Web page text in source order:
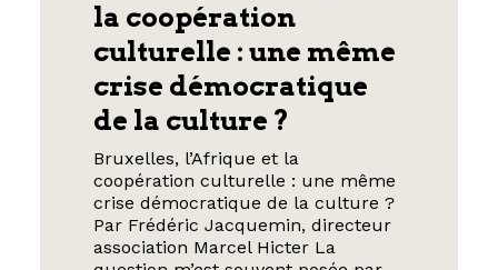
la coopération
culturelle : une même
crise démocratique
de la culture ?
Bruxelles, l’Afrique et la
coopération culturelle : une même
crise démocratique de la culture ?
Par Frédéric Jacquemin, directeur
association Marcel Hicter La